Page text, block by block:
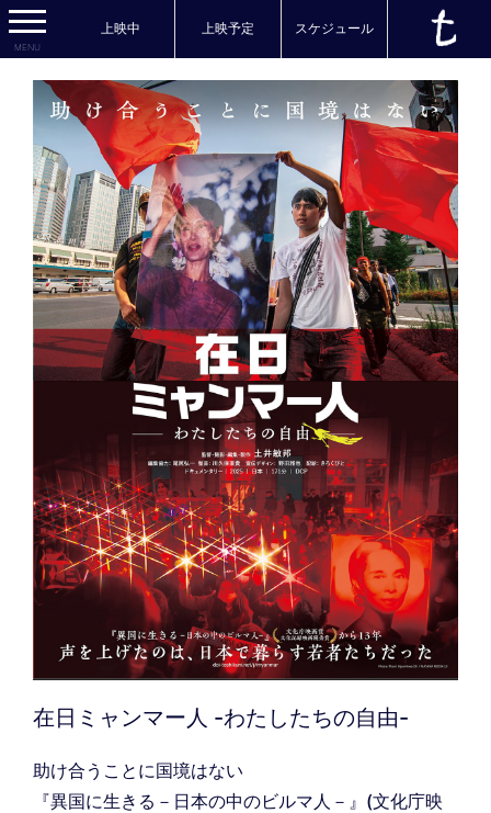
MENU
上映中 上映予定 スケジュール
在日ミャンマー人 -わたしたちの自由-
助け合うことに国境はない
『異国に生きる－日本の中のビルマ人－』(文化庁映